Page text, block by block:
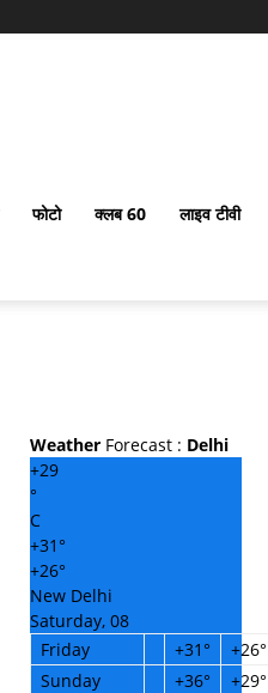
फोटो क्लब 60 लाइव टीवी
Weather Forecast : Delhi
+29
°
C
+31°
+26°
New Delhi
Saturday, 08
Friday
+31° +26°
Sunday
+36° +29°